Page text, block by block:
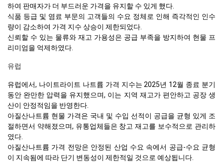
하여 판매자가 더 부드러운 가격을 유지할 수 있게 했다.
식품 등급 및 염료 부문의 고객들의 수요 정체로 인해 즉각적인 인수
량이 감소하여 가격 지수 상승이 제한되었다.
신뢰할 수 있는 물류와 재고 가용성은 공급 부족을 방지하여 현물 프
리미엄을 억제하였다.
유럽
유럽에서, 나이트라이트 나트륨 가격 지수는 2025년 12월 종료 분기
동안 완만한 압력을 유지했으며, 이는 지역 재고가 편안하고 공장 생
산이 안정적임을 반영한다.
아질산나트륨 현물 가격은 국내 및 수입 선적이 공급을 균형 있게 조
절하면서 약해졌으며, 유통업체들은 창고 재고를 보수적으로 관리하
였다.
아질산나트륨 가격 전망은 안정된 산업 수요 속에서 공급-수요 균형
이 지속됨에 따라 단기 변동성이 제한적일 것으로 예상됩니다.